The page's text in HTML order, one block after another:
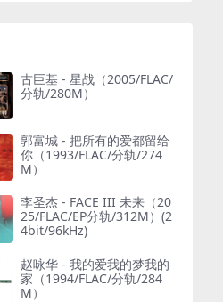
古巨基 - 星战（2005/FLAC/
分轨/280M）
郭富城 - 把所有的爱都留给
你（1993/FLAC/分轨/274
M）
李圣杰 - FACE III 未来（20
25/FLAC/EP分轨/312M）(2
4bit/96kHz)
赵咏华 - 我的爱我的梦我的
家（1994/FLAC/分轨/284
M）